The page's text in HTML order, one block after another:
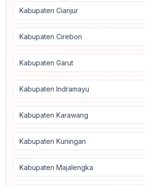
Kabupaten Cianjur
Kabupaten Cirebon
Kabupaten Garut
Kabupaten Indramayu
Kabupaten Karawang
Kabupaten Kuningan
Kabupaten Majalengka